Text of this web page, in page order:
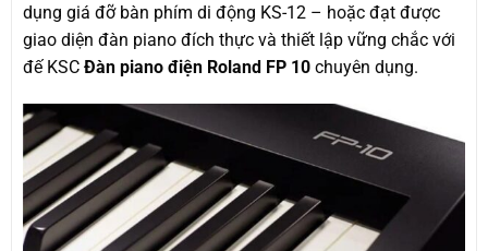
dụng giá đỡ bàn phím di động KS-12 – hoặc đạt được
giao diện đàn piano đích thực và thiết lập vững chắc với
đế KSC Đàn piano điện Roland FP 10 chuyên dụng.